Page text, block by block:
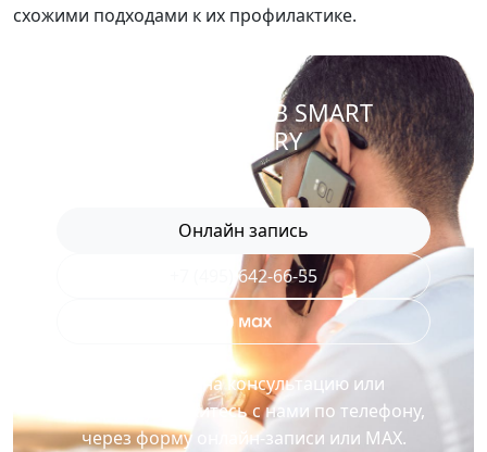
схожими подходами к их профилактике.
ЗАПИСАТЬСЯ В SMART
RECOVERY
Онлайн запись
+7 (495) 642-66-55
Для записи на консультацию или
процедуру свяжитесь с нами по телефону,
через форму онлайн-записи или MAX.